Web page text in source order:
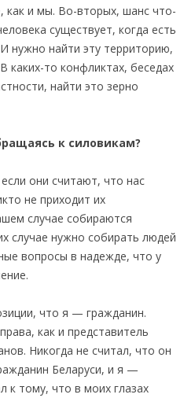
как и мы. Во-вторых, шанс что-
существует, когда есть
нужно найти эту территорию,
каких-то конфликтах, беседах
найти это зерно
к силовикам?
они считают, что нас
не приходит их
случае собираются
случае нужно собирать людей
вопросы в надежде, что у
что я — гражданин.
как и представитель
Никогда не считал, что он
Беларуси, и я —
к тому, что в моих глазах